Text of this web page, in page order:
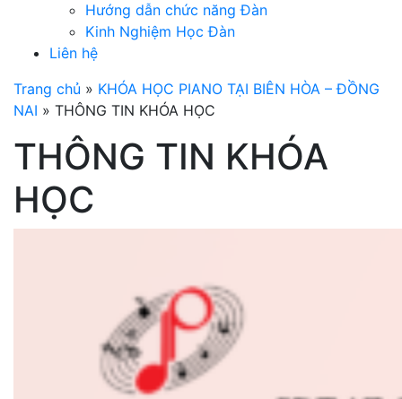
Hướng dẫn chức năng Đàn
Kinh Nghiệm Học Đàn
Liên hệ
Trang chủ » KHÓA HỌC PIANO TẠI BIÊN HÒA – ĐỒNG
NAI » THÔNG TIN KHÓA HỌC
THÔNG TIN KHÓA
HỌC